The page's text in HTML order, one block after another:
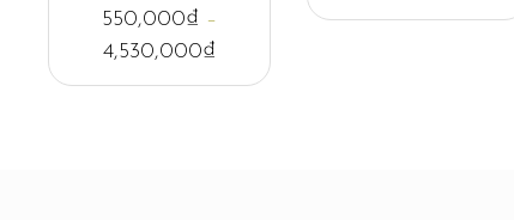
550,000₫ –
4,530,000₫